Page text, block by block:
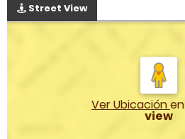
Street View
Ver Ubicaciónen
view